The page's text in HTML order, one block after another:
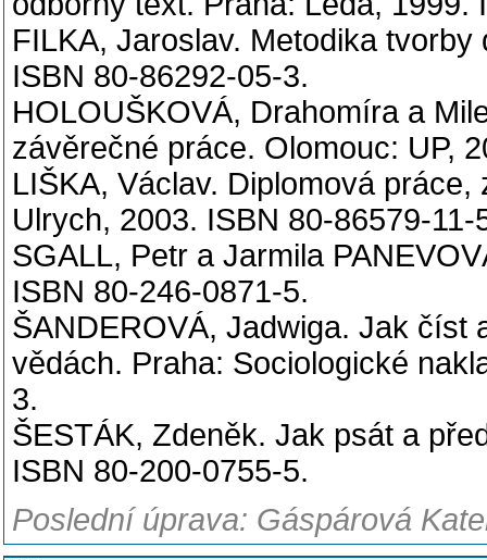
FILKA, Jaroslav. Metodika
ISBN 80-86292-05-3.
HOLOUŠKOVÁ, Drahomíra a
závěrečné práce. Olomouc: UP,
LIŠKA, Václav. Diplomová
Ulrych, 2003. ISBN 80-86579-
SGALL, Petr a Jarmila
ISBN 80-246-0871-5.
ŠANDEROVÁ, Jadwiga. Jak číst
vědách. Praha: Sociologické
3.
ŠESTÁK, Zdeněk. Jak psát a
ISBN 80-200-0755-5.
Poslední úprava: Gáspárová